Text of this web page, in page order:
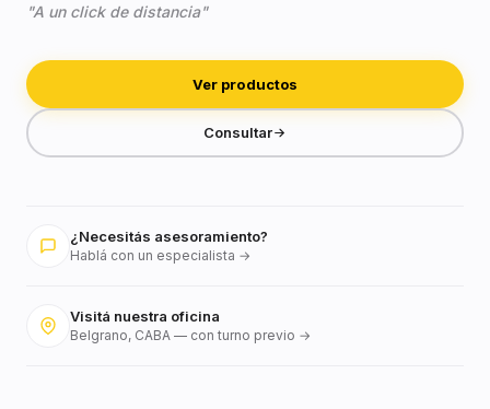
"A un click de distancia"
Ver productos
Consultar
¿Necesitás asesoramiento?
Hablá con un especialista →
Visitá nuestra oficina
Belgrano, CABA — con turno previo →